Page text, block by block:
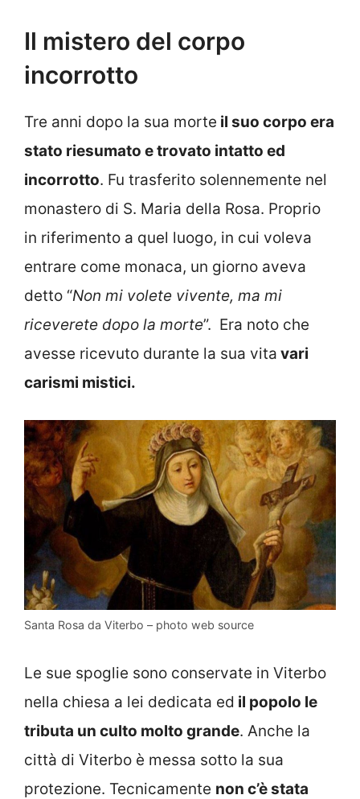
Il mistero del corpo
incorrotto
Tre anni dopo la sua morte il suo corpo era
stato riesumato e trovato intatto ed
incorrotto. Fu trasferito solennemente nel
monastero di S. Maria della Rosa. Proprio
in riferimento a quel luogo, in cui voleva
entrare come monaca, un giorno aveva
detto “Non mi volete vivente, ma mi
riceverete dopo la morte”. Era noto che
avesse ricevuto durante la sua vita vari
carismi mistici.
Santa Rosa da Viterbo – photo web source
Le sue spoglie sono conservate in Viterbo
nella chiesa a lei dedicata ed il popolo le
tributa un culto molto grande. Anche la
città di Viterbo è messa sotto la sua
protezione. Tecnicamente non c’è stata